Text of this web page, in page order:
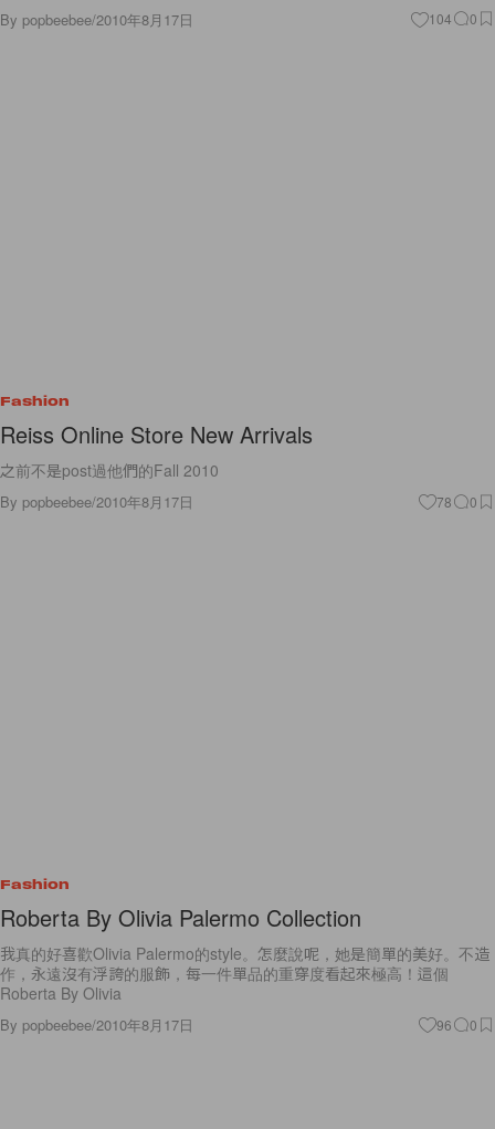
By popbeebee/2010年8月17日 104 0
Fashion
Reiss Online Store New Arrivals
之前不是post過他們的Fall 2010
By popbeebee/2010年8月17日 78 0
Fashion
Roberta By Olivia Palermo Collection
我真的好喜歡Olivia Palermo的style。怎麼說呢，她是簡單的美好。不造
作，永遠沒有浮誇的服飾，每一件單品的重穿度看起來極高！這個
Roberta By Olivia
By popbeebee/2010年8月17日 96 0